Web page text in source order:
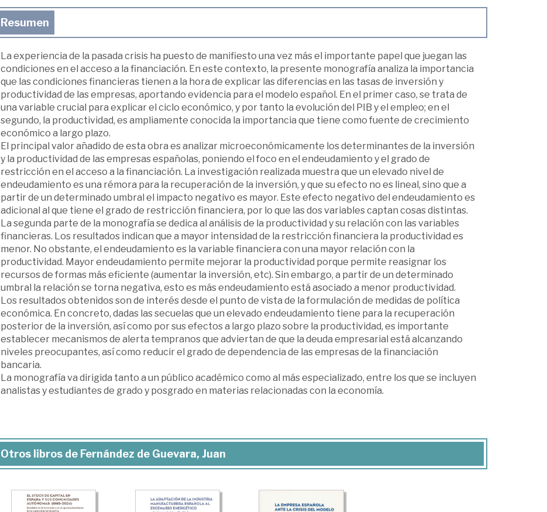
Resumen
La experiencia de la pasada crisis ha puesto de manifiesto una vez más el importante papel que juegan las
condiciones en el acceso a la financiación. En este contexto, la presente monografía analiza la importancia
que las condiciones financieras tienen a la hora de explicar las diferencias en las tasas de inversión y
productividad de las empresas, aportando evidencia para el modelo español. En el primer caso, se trata de
una variable crucial para explicar el ciclo económico, y por tanto la evolución del PIB y el empleo; en el
segundo, la productividad, es ampliamente conocida la importancia que tiene como fuente de crecimiento
económico a largo plazo.
El principal valor añadido de esta obra es analizar microeconómicamente los determinantes de la inversión
y la productividad de las empresas españolas, poniendo el foco en el endeudamiento y el grado de
restricción en el acceso a la financiación. La investigación realizada muestra que un elevado nivel de
endeudamiento es una rémora para la recuperación de la inversión, y que su efecto no es lineal, sino que a
partir de un determinado umbral el impacto negativo es mayor. Este efecto negativo del endeudamiento es
adicional al que tiene el grado de restricción financiera, por lo que las dos variables captan cosas distintas.
La segunda parte de la monografía se dedica al análisis de la productividad y su relación con las variables
financieras. Los resultados indican que a mayor intensidad de la restricción financiera la productividad es
menor. No obstante, el endeudamiento es la variable financiera con una mayor relación con la
productividad. Mayor endeudamiento permite mejorar la productividad porque permite reasignar los
recursos de formas más eficiente (aumentar la inversión, etc). Sin embargo, a partir de un determinado
umbral la relación se torna negativa, esto es más endeudamiento está asociado a menor productividad.
Los resultados obtenidos son de interés desde el punto de vista de la formulación de medidas de política
económica. En concreto, dadas las secuelas que un elevado endeudamiento tiene para la recuperación
posterior de la inversión, así como por sus efectos a largo plazo sobre la productividad, es importante
establecer mecanismos de alerta tempranos que adviertan de que la deuda empresarial está alcanzando
niveles preocupantes, así como reducir el grado de dependencia de las empresas de la financiación
bancaria.
La monografía va dirigida tanto a un público académico como al más especializado, entre los que se incluyen
analistas y estudiantes de grado y posgrado en materias relacionadas con la economía.
Otros libros de Fernández de Guevara, Juan